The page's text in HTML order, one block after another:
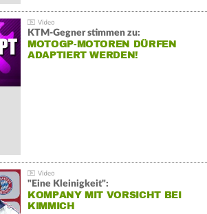
KTM-Gegner stimmen zu:
MOTOGP-MOTOREN DÜRFEN
ADAPTIERT WERDEN!
"Eine Kleinigkeit":
KOMPANY MIT VORSICHT BEI
KIMMICH